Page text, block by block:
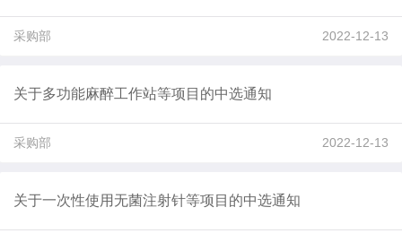
采购部 2022-12-13
关于多功能麻醉工作站等项目的中选通知
采购部 2022-12-13
关于一次性使用无菌注射针等项目的中选通知